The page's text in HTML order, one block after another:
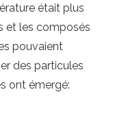
était plus
et les composés
pouvaient
des particules
ont émergé: